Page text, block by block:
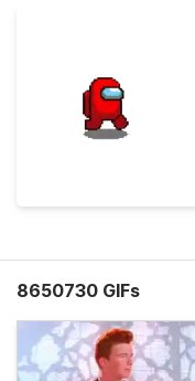
8650730 GIFs